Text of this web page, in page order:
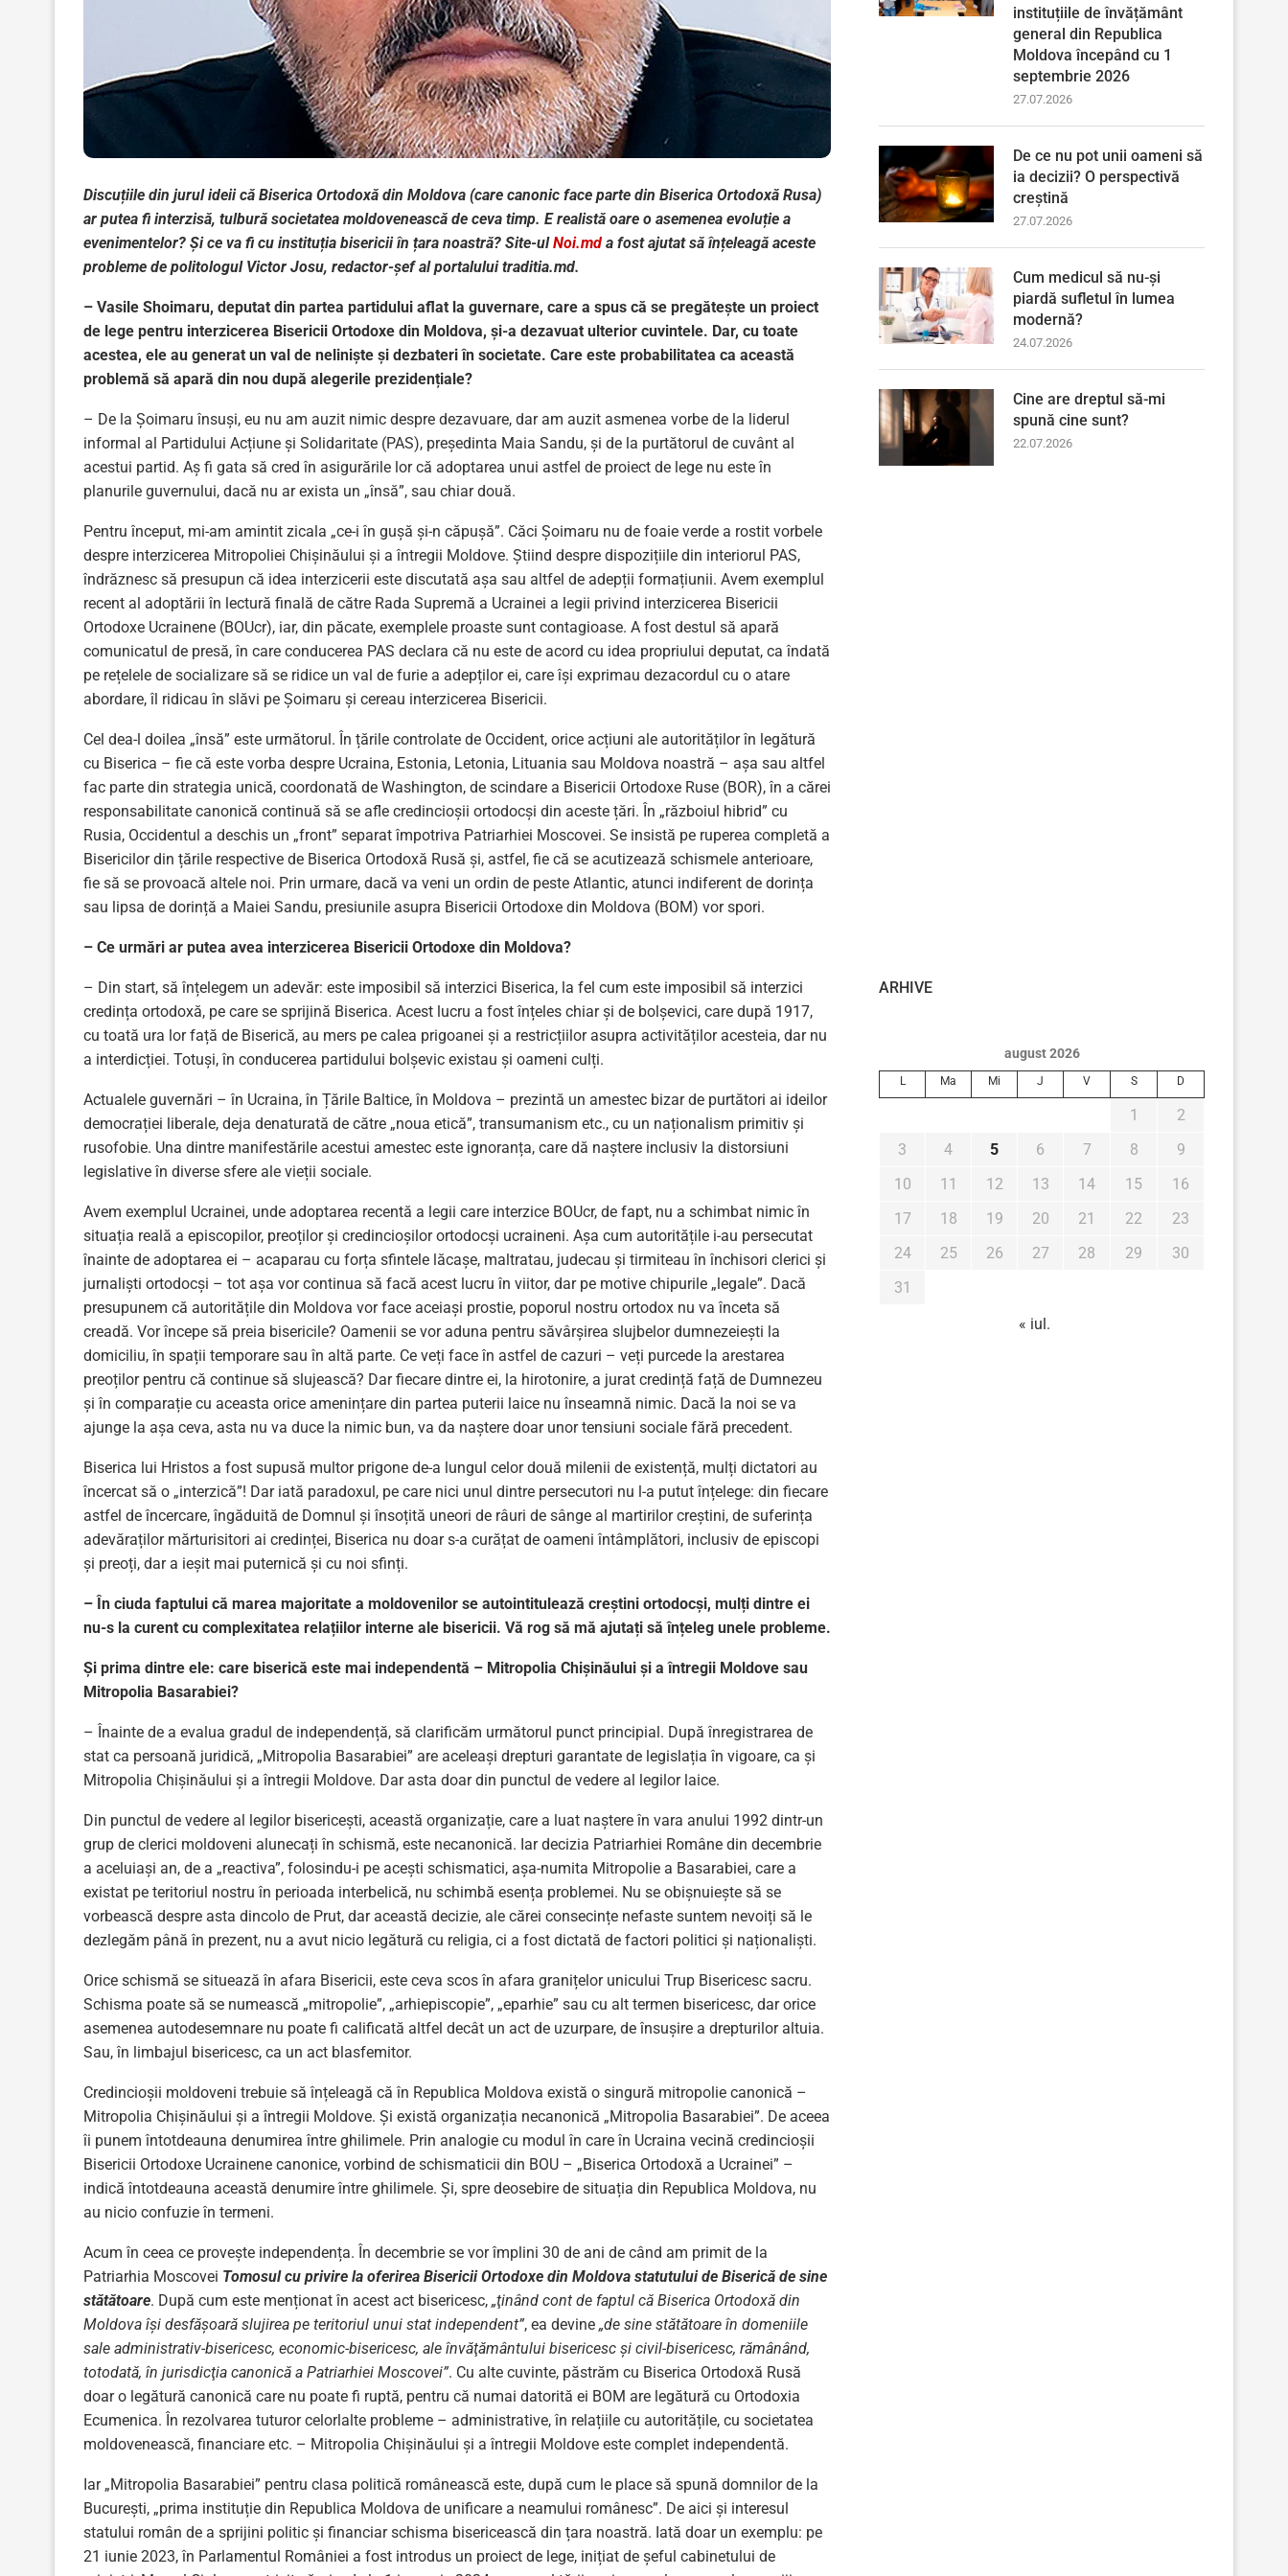
Discuțiile din jurul ideii că Biserica Ortodoxă din Moldova (care canonic face parte din Biserica Ortodoxă Rusa)
ar putea fi interzisă, tulbură societatea moldovenească de ceva timp. E realistă oare o asemenea evoluție a
evenimentelor? Și ce va fi cu instituția bisericii în țara noastră? Site-ulNoi.md a fost ajutat să înțeleagă aceste
probleme de politologul Victor Josu, redactor-șef al portalului traditia.md.
– Vasile Shoimaru, deputat din partea partidului aflat la guvernare, care a spus că se pregătește un proiect
de lege pentru interzicerea Bisericii Ortodoxe din Moldova, și-a dezavuat ulterior cuvintele. Dar, cu toate
acestea, ele au generat un val de neliniște și dezbateri în societate. Care este probabilitatea ca această
problemă să apară din nou după alegerile prezidențiale?
– De la Șoimaru însuși, eu nu am auzit nimic despre dezavuare, dar am auzit asmenea vorbe de la liderul
informal al Partidului Acțiune și Solidaritate (PAS), președinta Maia Sandu, și de la purtătorul de cuvânt al
acestui partid. Aș fi gata să cred în asigurările lor că adoptarea unui astfel de proiect de lege nu este în
planurile guvernului, dacă nu ar exista un „însă”, sau chiar două.
Pentru început, mi-am amintit zicala „ce-i în gușă și-n căpușă”. Căci Șoimaru nu de foaie verde a rostit vorbele
despre interzicerea Mitropoliei Chișinăului și a întregii Moldove. Știind despre dispozițiile din interiorul PAS,
îndrăznesc să presupun că idea interzicerii este discutată așa sau altfel de adepții formațiunii. Avem exemplul
recent al adoptării în lectură finală de către Rada Supremă a Ucrainei a legii privind interzicerea Bisericii
Ortodoxe Ucrainene (BOUcr), iar, din păcate, exemplele proaste sunt contagioase. A fost destul să apară
comunicatul de presă, în care conducerea PAS declara că nu este de acord cu idea propriului deputat, ca îndată
pe rețelele de socializare să se ridice un val de furie a adepților ei, care își exprimau dezacordul cu o atare
abordare, îl ridicau în slăvi pe Șoimaru și cereau interzicerea Bisericii.
Cel dea-l doilea „însă” este următorul. În țările controlate de Occident, orice acțiuni ale autorităților în legătură
cu Biserica – fie că este vorba despre Ucraina, Estonia, Letonia, Lituania sau Moldova noastră – așa sau altfel
fac parte din strategia unică, coordonată de Washington, de scindare a Bisericii Ortodoxe Ruse (BOR), în a cărei
responsabilitate canonică continuă să se afle credincioșii ortodocși din aceste țări. În „războiul hibrid” cu
Rusia, Occidentul a deschis un „front” separat împotriva Patriarhiei Moscovei. Se insistă pe ruperea completă a
Bisericilor din țările respective de Biserica Ortodoxă Rusă și, astfel, fie că se acutizează schismele anterioare,
fie să se provoacă altele noi. Prin urmare, dacă va veni un ordin de peste Atlantic, atunci indiferent de dorința
sau lipsa de dorință a Maiei Sandu, presiunile asupra Bisericii Ortodoxe din Moldova (BOM) vor spori.
– Ce urmări ar putea avea interzicerea Bisericii Ortodoxe din Moldova?
– Din start, să înțelegem un adevăr: este imposibil să interzici Biserica, la fel cum este imposibil să interzici
credința ortodoxă, pe care se sprijină Biserica. Acest lucru a fost înțeles chiar și de bolșevici, care după 1917,
cu toată ura lor față de Biserică, au mers pe calea prigoanei și a restricțiilor asupra activităților acesteia, dar nu
a interdicției. Totuși, în conducerea partidului bolșevic existau și oameni culți.
Actualele guvernări – în Ucraina, în Țările Baltice, în Moldova – prezintă un amestec bizar de purtători ai ideilor
democrației liberale, deja denaturată de către „noua etică”, transumanism etc., cu un naționalism primitiv și
rusofobie. Una dintre manifestările acestui amestec este ignoranța, care dă naștere inclusiv la distorsiuni
legislative în diverse sfere ale vieții sociale.
Avem exemplul Ucrainei, unde adoptarea recentă a legii care interzice BOUcr, de fapt, nu a schimbat nimic în
situația reală a episcopilor, preoților și credincioșilor ortodocși ucraineni. Așa cum autoritățile i-au persecutat
înainte de adoptarea ei – acaparau cu forța sfintele lăcașe, maltratau, judecau și tirmiteau în închisori clerici și
jurnaliști ortodocși – tot așa vor continua să facă acest lucru în viitor, dar pe motive chipurile „legale”. Dacă
presupunem că autoritățile din Moldova vor face aceiași prostie, poporul nostru ortodox nu va înceta să
creadă. Vor începe să preia bisericile? Oamenii se vor aduna pentru săvârșirea slujbelor dumnezeiești la
domiciliu, în spații temporare sau în altă parte. Ce veți face în astfel de cazuri – veți purcede la arestarea
preoților pentru că continue să slujească? Dar fiecare dintre ei, la hirotonire, a jurat credință față de Dumnezeu
și în comparație cu aceasta orice amenințare din partea puterii laice nu înseamnă nimic. Dacă la noi se va
ajunge la așa ceva, asta nu va duce la nimic bun, va da naștere doar unor tensiuni sociale fără precedent.
Biserica lui Hristos a fost supusă multor prigone de-a lungul celor două milenii de existență, mulți dictatori au
încercat să o „interzică”! Dar iată paradoxul, pe care nici unul dintre persecutori nu l-a putut înțelege: din fiecare
astfel de încercare, îngăduită de Domnul și însoțită uneori de râuri de sânge al martirilor creștini, de suferința
adevăraților mărturisitori ai credinței, Biserica nu doar s-a curățat de oameni întâmplători, inclusiv de episcopi
și preoți, dar a ieșit mai puternică și cu noi sfinți.
– În ciuda faptului că marea majoritate a moldovenilor se autointitulează creștini ortodocși, mulți dintre ei
nu-s la curent cu complexitatea relațiilor interne ale bisericii. Vă rog să mă ajutați să înțeleg unele probleme.
Și prima dintre ele: care biserică este mai independentă – Mitropolia Chișinăului și a întregii Moldove sau
Mitropolia Basarabiei?
– Înainte de a evalua gradul de independență, să clarificăm următorul punct principial. După înregistrarea de
stat ca persoană juridică, „Mitropolia Basarabiei” are aceleași drepturi garantate de legislația în vigoare, ca și
Mitropolia Chișinăului și a întregii Moldove. Dar asta doar din punctul de vedere al legilor laice.
Din punctul de vedere al legilor bisericești, această organizație, care a luat naștere în vara anului 1992 dintr-un
grup de clerici moldoveni alunecați în schismă, este necanonică. Iar decizia Patriarhiei Române din decembrie
a aceluiași an, de a „reactiva”, folosindu-i pe acești schismatici, așa-numita Mitropolie a Basarabiei, care a
existat pe teritoriul nostru în perioada interbelică, nu schimbă esența problemei. Nu se obișnuiește să se
vorbească despre asta dincolo de Prut, dar această decizie, ale cărei consecințe nefaste suntem nevoiți să le
dezlegăm până în prezent, nu a avut nicio legătură cu religia, ci a fost dictată de factori politici și naționaliști.
Orice schismă se situează în afara Bisericii, este ceva scos în afara granițelor unicului Trup Bisericesc sacru.
Schisma poate să se numească „mitropolie”, „arhiepiscopie”, „eparhie” sau cu alt termen bisericesc, dar orice
asemenea autodesemnare nu poate fi calificată altfel decât un act de uzurpare, de însușire a drepturilor altuia.
Sau, în limbajul bisericesc, ca un act blasfemitor.
Credincioșii moldoveni trebuie să înțeleagă că în Republica Moldova există o singură mitropolie canonică –
Mitropolia Chișinăului și a întregii Moldove. Și există organizația necanonică „Mitropolia Basarabiei”. De aceea
îi punem întotdeauna denumirea între ghilimele. Prin analogie cu modul în care în Ucraina vecină credincioșii
Bisericii Ortodoxe Ucrainene canonice, vorbind de schismaticii din BOU – „Biserica Ortodoxă a Ucrainei” –
indică întotdeauna această denumire între ghilimele. Și, spre deosebire de situația din Republica Moldova, nu
au nicio confuzie în termeni.
Acum în ceea ce provește independența. În decembrie se vor împlini 30 de ani de când am primit de la
Patriarhia Moscovei Tomosul cu privire la oferirea Bisericii Ortodoxe din Moldova statutului de Biserică de sine
stătătoare. După cum este menționat în acest act bisericesc, „ţinând cont de faptul că Biserica Ortodoxă din
Moldova îşi desfăşoară slujirea pe teritoriul unui stat independent”, ea devine „de sine stătătoare în domeniile
sale administrativ-bisericesc, economic-bisericesc, ale învăţământului bisericesc şi civil-bisericesc, rămânând,
totodată, în jurisdicţia canonică a Patriarhiei Moscovei”. Cu alte cuvinte, păstrăm cu Biserica Ortodoxă Rusă
doar o legătură canonică care nu poate fi ruptă, pentru că numai datorită ei BOM are legătură cu Ortodoxia
Ecumenica. În rezolvarea tuturor celorlalte probleme – administrative, în relațiile cu autoritățile, cu societatea
moldovenească, financiare etc. – Mitropolia Chișinăului și a întregii Moldove este complet independentă.
Iar „Mitropolia Basarabiei” pentru clasa politică românească este, după cum le place să spună domnilor de la
București, „prima instituție din Republica Moldova de unificare a neamului românesc”. De aici și interesul
statului român de a sprijini politic și financiar schisma bisericească din țara noastră. Iată doar un exemplu: pe
21 iunie 2023, în Parlamentul României a fost introdus un proiect de lege, inițiat de șeful cabinetului de
instituțiile de învățământ
general din Republica
Moldova începând cu 1
septembrie 2026
27.07.2026
De ce nu pot unii oameni să
ia decizii? O perspectivă
creștină
27.07.2026
Cum medicul să nu-și
piardă sufletul în lumea
modernă?
24.07.2026
Cine are dreptul să-mi
spună cine sunt?
22.07.2026
ARHIVE
august 2026
L Ma Mi J V S D
1
2
3
4 5 6 7 8
9
10
11 12 13 14 15
16
17
18 19 20 21 22
23
24
25 26 27 28 29
30
31
« iul.